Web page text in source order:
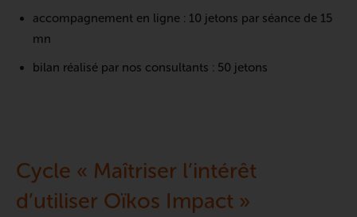
accompagnement en ligne : 10 jetons par séance de 15
mn
bilan réalisé par nos consultants : 50 jetons
Cycle « Maîtriser l’intérêt
d’utiliser Oïkos Impact »